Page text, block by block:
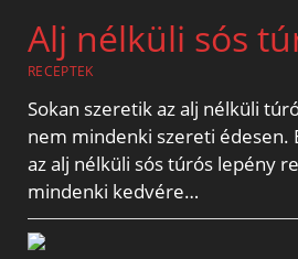
Alj nélküli sós
RECEPTEK
Sokan szeretik az alj nélküli
nem mindenki szereti édesen.
az alj nélküli sós túrós lepény
mindenki kedvére…